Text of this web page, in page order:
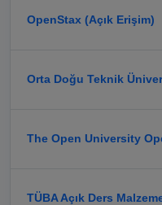
OpenStax (Açık Erişim)
Orta Doğu Teknik
The Open University
TÜBA Açık Ders